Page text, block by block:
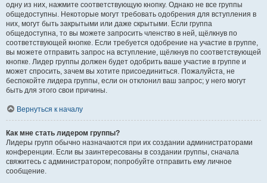
одну из них, нажмите соответствующую кнопку. Однако не все группы
общедоступны. Некоторые могут требовать одобрения для вступления в
них, могут быть закрытыми или даже скрытыми. Если группа
общедоступна, то вы можете запросить членство в ней, щёлкнув по
соответствующей кнопке. Если требуется одобрение на участие в группе,
вы можете отправить запрос на вступление, щёлкнув по соответствующей
кнопке. Лидер группы должен будет одобрить ваше участие в группе и
может спросить, зачем вы хотите присоединиться. Пожалуйста, не
беспокойте лидера группы, если он отклонил ваш запрос; у него могут
быть для этого свои причины.
Вернуться к началу
Как мне стать лидером группы?
Лидеры групп обычно назначаются при их создании администраторами
конференции. Если вы заинтересованы в создании группы, сначала
свяжитесь с администратором; попробуйте отправить ему личное
сообщение.